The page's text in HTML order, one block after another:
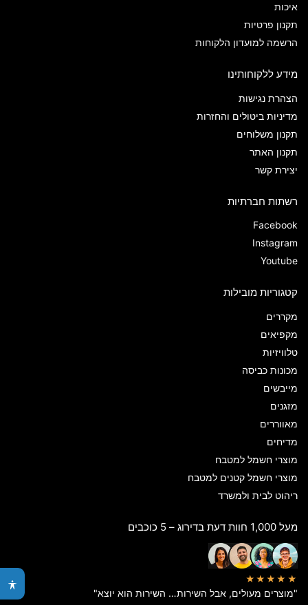
איכות
תקנון פרטיות
הרשמה למועדון הלקוחות
מידע ללקוחותינו
הצהרת נגישות
מדיניות ביטולים והחזרות
תקנון משלוחים
תקנון האתר
יצירת קשר
רשתות חברתיות
Facebook
Instagram
Youtube
קטגוריות מובילות
מקררים
מקפיאים
טלוויזיות
מכונות כביסה
מייבשים
מזגנים
מאווררים
מדיחים
מוצרי חשמל למטבח
מוצרי חשמל קטנים למטבח
ריהוט לבית ולמשרד
מעל 1,000 חוות דעת בדירוג – 5 כוכבים
★★★★★
"מוצרים מעולים, אבל השירות… השירות הוא יוצא"